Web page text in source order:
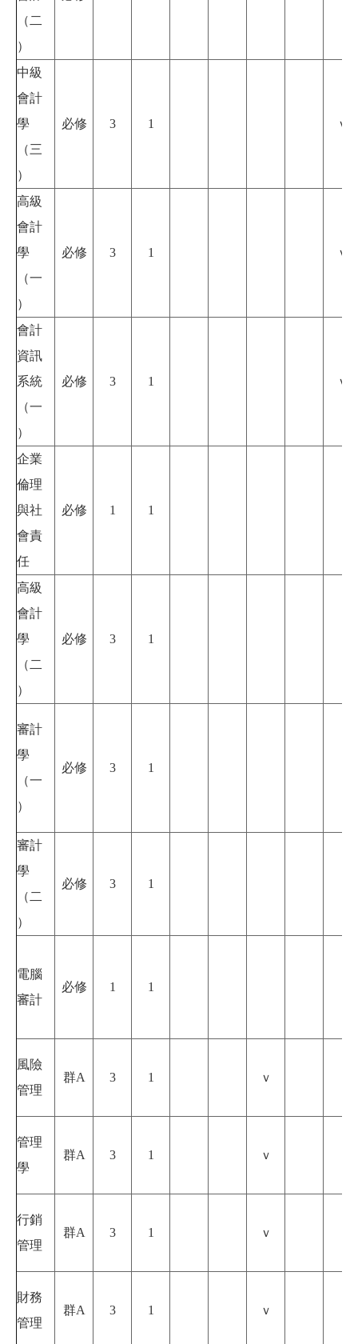
（二
）
中級
會計
學
（三
）
必修 3 1 ｖ
高級
會計
學
（一
）
必修 3 1 ｖ
會計
資訊
系統
（一
）
必修 3 1 ｖ
企業
倫理
與社
會責
任
必修 1 1
高級
會計
學
（二
）
必修 3 1
審計
學
（一
）
必修 3 1
審計
學
（二
）
必修 3 1
電腦
審計
必修 1 1
風險
管理
群A 3 1 ｖ
管理
學
群A 3 1 ｖ
行銷
管理
群A 3 1 ｖ
財務
管理
群A 3 1 ｖ